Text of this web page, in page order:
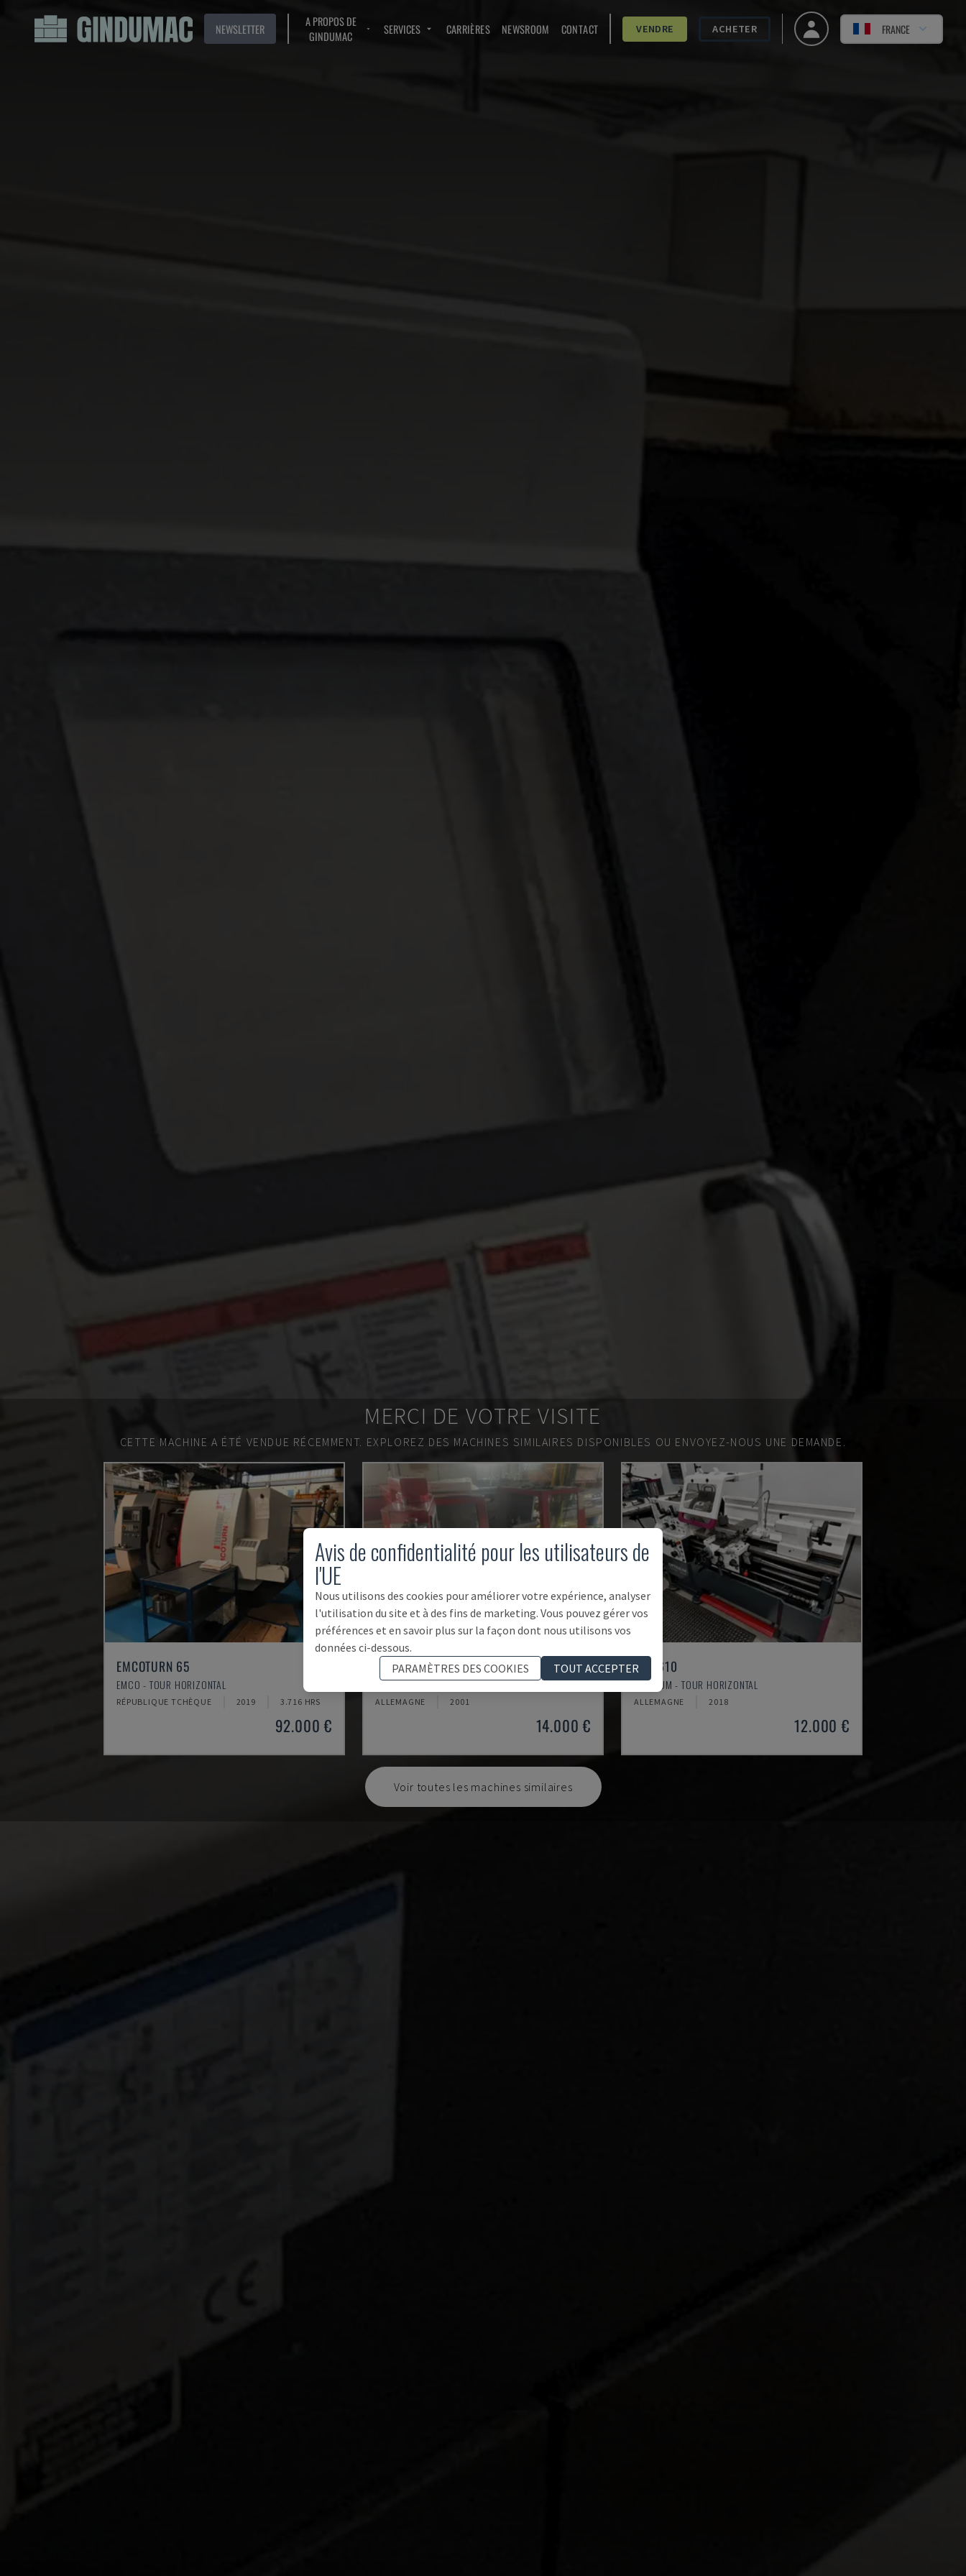
NEWSLETTER
A PROPOS DE
GINDUMAC
SERVICES CARRIÈRES NEWSROOM CONTACT VENDRE ACHETER FRANCE
MERCI DE VOTRE VISITE
CETTE MACHINE A ÉTÉ VENDUE RÉCEMMENT. EXPLOREZ DES MACHINES SIMILAIRES DISPONIBLES OU ENVOYEZ-NOUS UNE DEMANDE.
EMCOTURN 65
EMCO - TOUR HORIZONTAL
RÉPUBLIQUE TCHÈQUE 2019 3.716 HRS
92.000 €
EMCOMAT 200X1000
EMCO - TOUR HORIZONTAL
ALLEMAGNE 2001
14.000 €
TH 4610
OPTIMUM - TOUR HORIZONTAL
ALLEMAGNE 2018
12.000 €
Voir toutes les machines similaires
Avis de confidentialité pour les utilisateurs de
l'UE
Nous utilisons des cookies pour améliorer votre expérience, analyser
l'utilisation du site et à des fins de marketing. Vous pouvez gérer vos
préférences et en savoir plus sur la façon dont nous utilisons vos
données ci-dessous.
PARAMÈTRES DES COOKIES
TOUT ACCEPTER